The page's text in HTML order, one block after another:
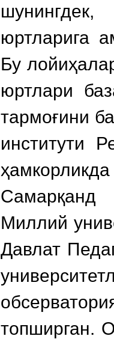
юртларига
Бу
юртлари
тармоғини
институти
Самарқанд
Миллий
Давлат
топширган.